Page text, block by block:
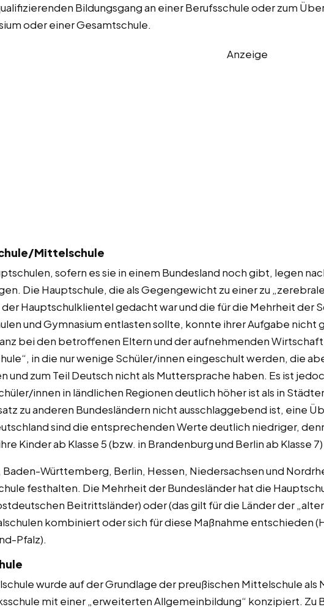
Bildungsgang an einer Berufsschule oder zum
oder einer Gesamtschule.
Anzeige
Mittelschule
sofern es sie in einem Bundesland noch gibt, legen
Die Hauptschule, die als Gegengewicht zu einer zu
der Hauptschulklientel gedacht war und die für die Mehrheit der
und Gymnasium entlasten sollte, konnte ihrer Aufgabe
bei den betroffenen Eltern und der aufnehmenden
in die nur wenige Schüler/innen eingeschult werden, die
und zum Teil Deutsch nicht als Muttersprache haben. Es ist
innen in ländlichen Regionen deutlich höher ist als in
zu anderen Bundesländern nicht ausschlaggebend ist, eine
sind die entsprechenden Werte deutlich niedriger,
Kinder ab Klasse 5 (bzw. in Brandenburg und Berlin ab Klasse
Baden-Württemberg, Berlin, Hessen, Niedersachsen und
festhalten. Die Mehrheit der Bundesländer hat die
Beitrittsländer) oder (das gilt für die Länder der
kombiniert oder sich für diese Maßnahme entschieden
Pfalz).
wurde auf der Grundlage der preußischen Mittelschule
mit einer „erweiterten Allgemeinbildung“ konzipiert. Zu